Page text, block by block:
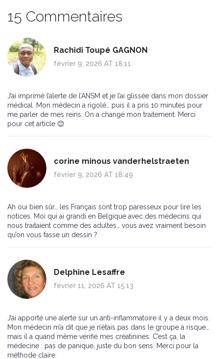
15 Commentaires
Rachidi Toupé GAGNON
février 9, 2026 AT 18:11
J’ai imprimé l’alerte de l’ANSM et je l’ai glissée dans mon dossier
médical. Mon médecin a rigolé… puis il a pris 10 minutes pour
me parler de mes reins. On a changé mon traitement. Merci
pour cet article 😊
corine minous vanderhelstraeten
février 9, 2026 AT 18:49
Ah oui bien sûr… les Français sont trop paresseux pour lire les
notices. Moi qui ai grandi en Belgique avec des médecins qui
nous traitaient comme des adultes… vous avez vraiment besoin
qu’on vous fasse un dessin ?
Delphine Lesaffre
février 11, 2026 AT 15:13
J’ai apporté une alerte sur un anti-inflammatoire il y a deux mois.
Mon médecin m’a dit que je n’étais pas dans le groupe à risque…
mais il a quand même vérifié mes créatinines. C’est ça, la
médecine : pas de panique, juste du bon sens. Merci pour la
méthode claire.